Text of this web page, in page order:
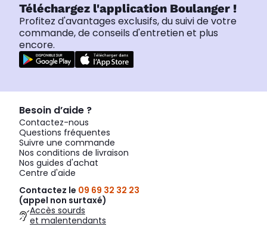
Téléchargez l'application Boulanger !
Profitez d'avantages exclusifs, du suivi de votre
commande, de conseils d'entretien et plus
encore.
Besoin d’aide ?
Contactez-nous
Questions fréquentes
Suivre une commande
Nos conditions de livraison
Nos guides d'achat
Centre d'aide
Contactez le 09 69 32 32 23
(appel non surtaxé)
Accès sourds
et malentendants